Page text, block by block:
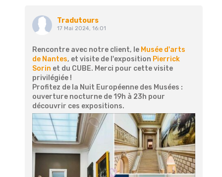
Tradutours
17 Mai 2024, 16:01
Rencontre avec notre client, le Musée d'arts
de Nantes, et visite de l'exposition Pierrick
Sorin et du CUBE. Merci pour cette visite
privilégiée !
Profitez de la Nuit Européenne des Musées :
ouverture nocturne de 19h à 23h pour
découvrir ces expositions.